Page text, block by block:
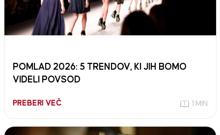
POMLAD 2026: 5 TRENDOV, KI JIH BOMO
VIDELI POVSOD
PREBERI VEČ 1 MIN